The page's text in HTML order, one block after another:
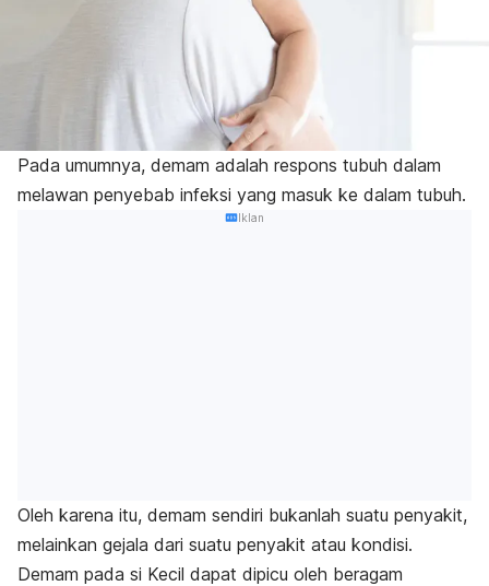
Pada umumnya, demam adalah respons tubuh dalam
melawan penyebab infeksi yang masuk ke dalam tubuh.
Iklan
Oleh karena itu, demam sendiri bukanlah suatu penyakit,
melainkan gejala dari suatu penyakit atau kondisi.
Demam pada si Kecil dapat dipicu oleh beragam